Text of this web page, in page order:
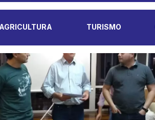
AGRICULTURA TURISMO